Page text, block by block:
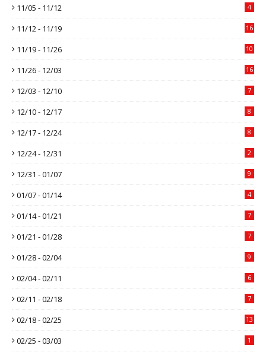
11/05 - 11/12 4
11/12 - 11/19 16
11/19 - 11/26 10
11/26 - 12/03 16
12/03 - 12/10 7
12/10 - 12/17 8
12/17 - 12/24 8
12/24 - 12/31 2
12/31 - 01/07 9
01/07 - 01/14 4
01/14 - 01/21 7
01/21 - 01/28 7
01/28 - 02/04 9
02/04 - 02/11 6
02/11 - 02/18 7
02/18 - 02/25 13
02/25 - 03/03 1